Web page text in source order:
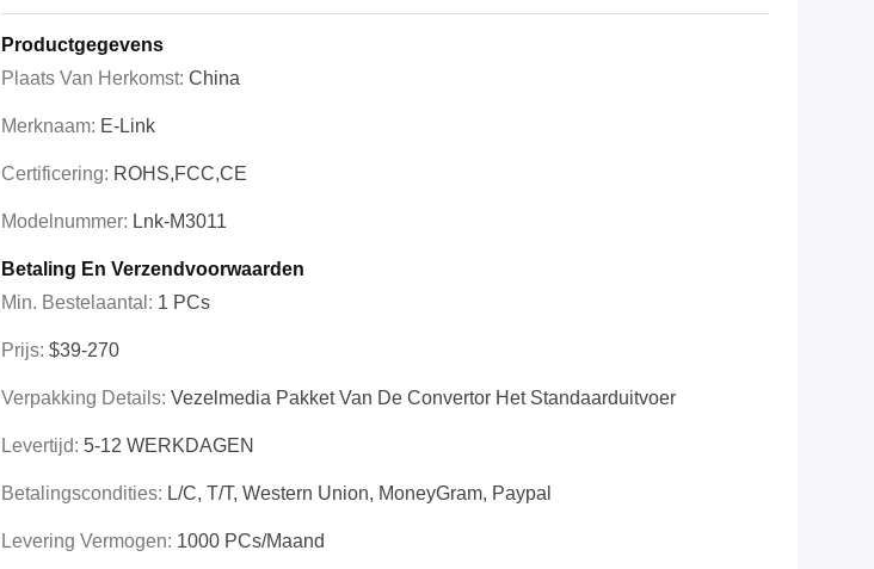
Productgegevens
Plaats Van Herkomst: China
Merknaam: E-Link
Certificering: ROHS,FCC,CE
Modelnummer: Lnk-M3011
Betaling En Verzendvoorwaarden
Min. Bestelaantal: 1 PCs
Prijs: $39-270
Verpakking Details: Vezelmedia Pakket Van De Convertor Het Standaarduitvoer
Levertijd: 5-12 WERKDAGEN
Betalingscondities: L/C, T/T, Western Union, MoneyGram, Paypal
Levering Vermogen: 1000 PCs/maand